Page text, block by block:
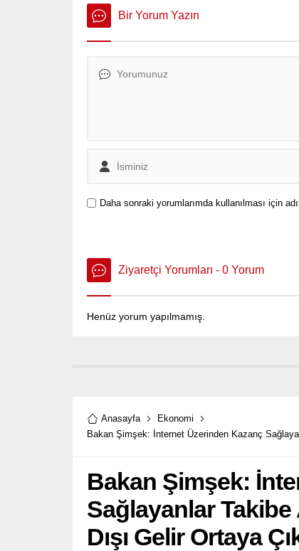
büyük kısmı marketler ve alışveriş
merkezlerinde gerçekleşti.
Bir Yorum Yazın
Daha sonraki yorumlarımda kullanılması için
Ziyaretçi Yorumları - 0 Yorum
Henüz yorum yapılmamış.
Anasayfa
Ekonomi
Bakan Şimşek: İnternet Üzerinden Kazanç
Bakan Şimşek:
Sağlayanlar Takibe
Dışı Gelir Ortaya